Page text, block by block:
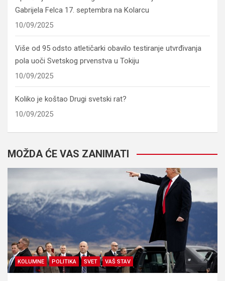
Gabrijela Felca 17. septembra na Kolarcu
10/09/2025
Više od 95 odsto atletičarki obavilo testiranje utvrđivanja
pola uoči Svetskog prvenstva u Tokiju
10/09/2025
Koliko je koštao Drugi svetski rat?
10/09/2025
MOŽDA ĆE VAS ZANIMATI
KOLUMNE POLITIKA SVET VAŠ STAV